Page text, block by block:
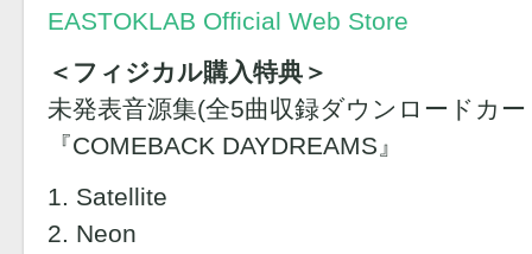
EASTOKLAB Official Web Store
＜フィジカル購入特典＞
未発表音源集(全5曲収録ダウンロードカー
『COMEBACK DAYDREAMS』
1. Satellite
2. Neon